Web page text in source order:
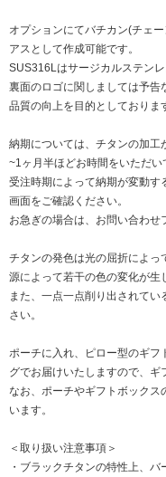
オプションにてバチカン(チェ
アスとして作成可能です。
SUS316Lはサージカルステン
裏面のロゴに関しましては予告
品質の向上を目的としておりま
納期については、チタンの加工
~1ヶ月半ほどお時間をいただい
受注時期によって納期が変動
画面をご確認ください。
お急ぎの場合は、お問い合わせ
チタンの発色は光の屈折によ
源によって若干の色の変化が生
また、一点一点削り出されて
さい。
ポーチに入れ、ピロー型のギフ
グでお届けいたしますので、ギ
なお、ポーチやギフトボックス
います。
＜取り扱い注意事項＞
・ブラックチタンの特性上、